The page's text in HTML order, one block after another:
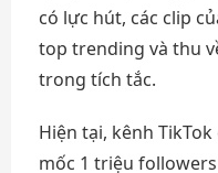
có lực hút, các clip
top trending và thu
trong tích tắc.
Hiện tại, kênh
mốc 1 triệu